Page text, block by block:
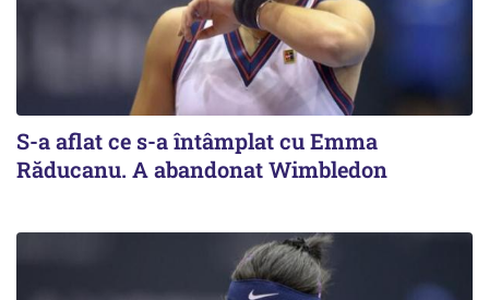
S-a aflat ce s-a întâmplat cu Emma
Răducanu. A abandonat Wimbledon